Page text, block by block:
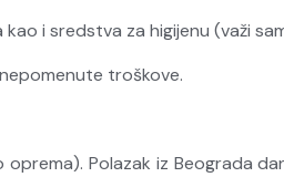
i sredstva za higijenu (važi
troškove.
Polazak iz Beograda